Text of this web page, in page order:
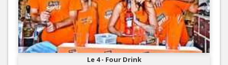
Le 4 - Four Drink